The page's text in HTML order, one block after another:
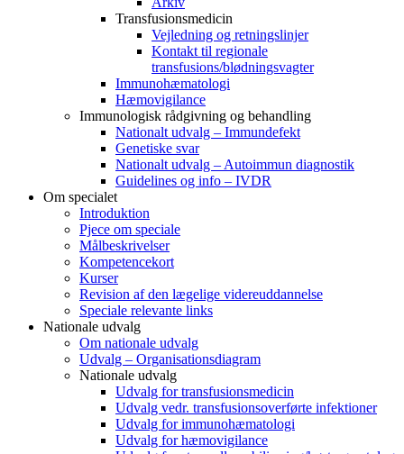
Transfusionsmedicin
Vejledning og retningslinjer
Kontakt til regionale
transfusions/blødningsvagter
Immunohæmatologi
Hæmovigilance
Immunologisk rådgivning og behandling
Nationalt udvalg – Immundefekt
Genetiske svar
Nationalt udvalg – Autoimmun diagnostik
Guidelines og info – IVDR
Om specialet
Introduktion
Pjece om speciale
Målbeskrivelser
Kompetencekort
Kurser
Revision af den lægelige videreuddannelse
Speciale relevante links
Nationale udvalg
Om nationale udvalg
Udvalg – Organisationsdiagram
Nationale udvalg
Udvalg for transfusionsmedicin
Udvalg vedr. transfusionsoverførte infektioner
Udvalg for immunohæmatologi
Udvalg for hæmovigilance